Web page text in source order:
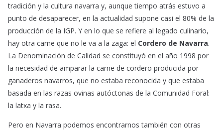
tradición y la cultura navarra y, aunque tiempo atrás estuvo a
punto de desaparecer, en la actualidad supone casi el 80% de la
producción de la IGP. Y en lo que se refiere al legado culinario,
hay otra carne que no le va a la zaga: el Cordero de Navarra.
La Denominación de Calidad se constituyó en el año 1998 por
la necesidad de amparar la carne de cordero producida por
ganaderos navarros, que no estaba reconocida y que estaba
basada en las razas ovinas autóctonas de la Comunidad Foral:
la latxa y la rasa.
Pero en Navarra podemos encontrarnos también con otras